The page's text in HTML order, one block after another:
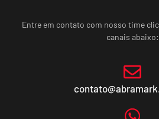
Entre em contato com nosso time
canais abaixo: